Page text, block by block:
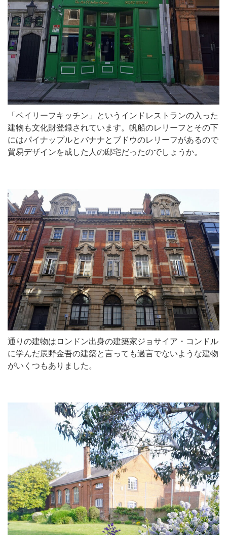
「ベイリーフキッチン」というインドレストランの入った
建物も文化財登録されています。帆船のレリーフとその下
にはパイナップルとバナナとブドウのレリーフがあるので
貿易デザインを成した人の邸宅だったのでしょうか。
通りの建物はロンドン出身の建築家ジョサイア・コンドル
に学んだ辰野金吾の建築と言っても過言でないような建物
がいくつもありました。